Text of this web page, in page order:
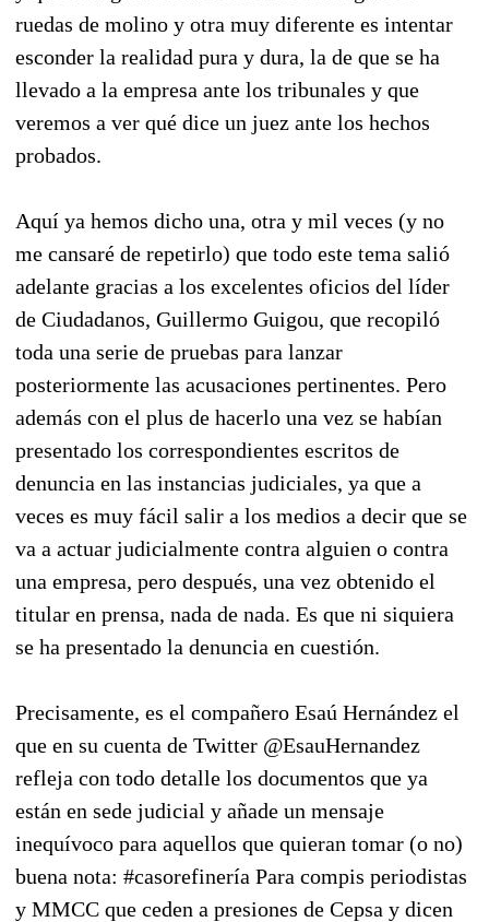
ruedas de molino y otra muy diferente es intentar
esconder la realidad pura y dura, la de que se ha
llevado a la empresa ante los tribunales y que
veremos a ver qué dice un juez ante los hechos
probados.
Aquí ya hemos dicho una, otra y mil veces (y no
me cansaré de repetirlo) que todo este tema salió
adelante gracias a los excelentes oficios del líder
de Ciudadanos, Guillermo Guigou, que recopiló
toda una serie de pruebas para lanzar
posteriormente las acusaciones pertinentes. Pero
además con el plus de hacerlo una vez se habían
presentado los correspondientes escritos de
denuncia en las instancias judiciales, ya que a
veces es muy fácil salir a los medios a decir que se
va a actuar judicialmente contra alguien o contra
una empresa, pero después, una vez obtenido el
titular en prensa, nada de nada. Es que ni siquiera
se ha presentado la denuncia en cuestión.
Precisamente, es el compañero Esaú Hernández el
que en su cuenta de Twitter @EsauHernandez
refleja con todo detalle los documentos que ya
están en sede judicial y añade un mensaje
inequívoco para aquellos que quieran tomar (o no)
buena nota: #casorefinería Para compis periodistas
y MMCC que ceden a presiones de Cepsa y dicen